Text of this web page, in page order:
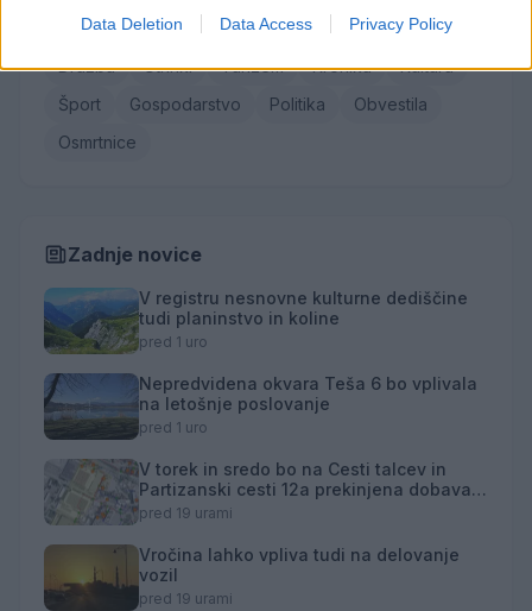
Data Deletion Data Access Privacy Policy
Kategorije
Družba Utrinki Turizem Kronika
Kultura
Šport
Gospodarstvo Politika
Obvestila
Osmrtnice
Zadnje novice
V registru nesnovne kulturne dediščine
tudi planinstvo in koline
pred 1 uro
Nepredvidena okvara Teša 6 bo vplivala
na letošnje poslovanje
pred 1 uro
V torek in sredo bo na Cesti talcev in
Partizanski cesti 12a prekinjena dobava
toplotne energije
pred 19 urami
Vročina lahko vpliva tudi na delovanje
vozil
pred 19 urami